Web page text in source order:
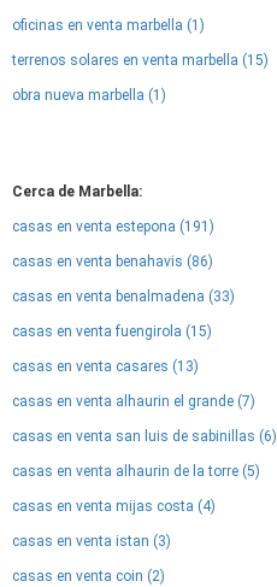
oficinas en venta marbella (1)
terrenos solares en venta marbella (15)
obra nueva marbella (1)
Cerca de Marbella:
casas en venta estepona (191)
casas en venta benahavis (86)
casas en venta benalmadena (33)
casas en venta fuengirola (15)
casas en venta casares (13)
casas en venta alhaurin el grande (7)
casas en venta san luis de sabinillas (6)
casas en venta alhaurin de la torre (5)
casas en venta mijas costa (4)
casas en venta istan (3)
casas en venta coin (2)